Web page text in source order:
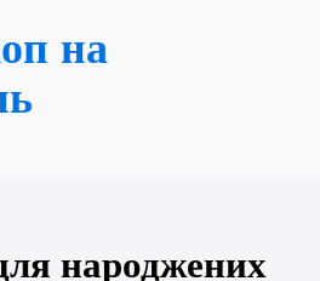
на
народжених